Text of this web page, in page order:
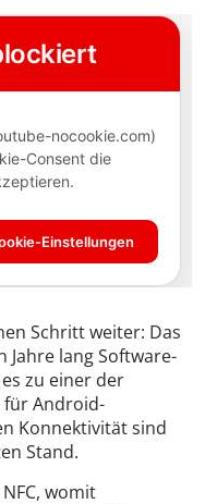
Schritt weiter: Das
Jahre lang Software-
zu einer der
Android-
Konnektivität sind
Stand.
womit